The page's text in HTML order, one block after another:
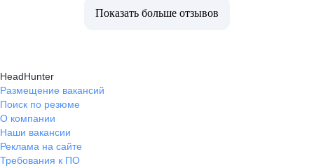
Показать больше отзывов
HeadHunter
Размещение вакансий
Поиск по резюме
О компании
Наши вакансии
Реклама на сайте
Требования к ПО